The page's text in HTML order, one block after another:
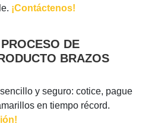
¡Contáctenos!
DE
BRAZOS
y seguro: cotice, pague
en tiempo récord.